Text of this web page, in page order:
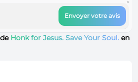
Envoyer votre avis
Honk for Jesus. Save Your Soul. en